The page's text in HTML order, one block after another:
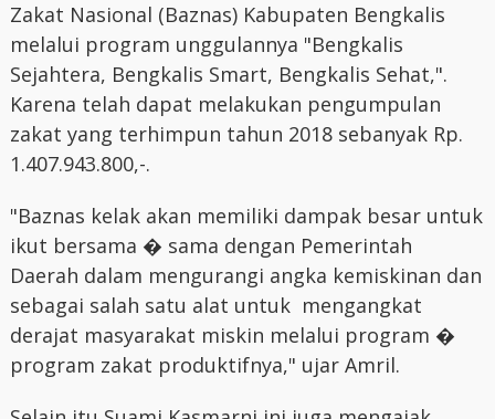
Zakat Nasional (Baznas) Kabupaten Bengkalis
melalui program unggulannya "Bengkalis
Sejahtera, Bengkalis Smart, Bengkalis Sehat,".
Karena telah dapat melakukan pengumpulan
zakat yang terhimpun tahun 2018 sebanyak Rp.
1.407.943.800,-.
"Baznas kelak akan memiliki dampak besar untuk
ikut bersama � sama dengan Pemerintah
Daerah dalam mengurangi angka kemiskinan dan
sebagai salah satu alat untuk mengangkat
derajat masyarakat miskin melalui program �
program zakat produktifnya," ujar Amril.